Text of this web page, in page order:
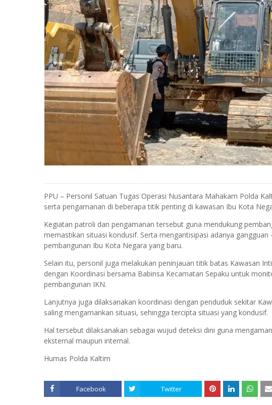
PPU – Personil Satuan Tugas Operasi Nusantara Mahakam Polda
serta pengamanan di beberapa titik penting di kawasan Ibu Kota
Kegiatan patroli dan pengamanan tersebut guna mendukung
memastikan situasi kondusif. Serta mengantisipasi adanya
pembangunan Ibu Kota Negara yang baru.
Selain itu, personil juga melakukan peninjauan titik batas Kawasan
dengan Koordinasi bersama Babinsa Kecamatan Sepaku untuk
pembangunan IKN.
Lanjutnya juga dilaksanakan koordinasi dengan penduduk sekitar
saling mengamankan situasi, sehingga tercipta situasi yang kondusif.
Hal tersebut dilaksanakan sebagai wujud deteksi dini guna
eksternal maupun internal.
Humas Polda Kaltim
Facebook Twitter